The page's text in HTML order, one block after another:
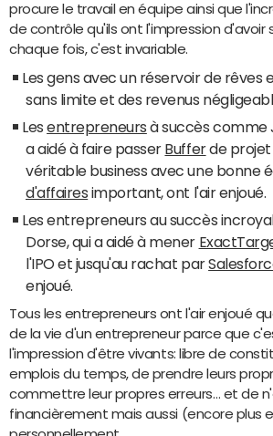
procure le travail en équipe ainsi que
de contrôle qu'ils ont l'impression d'avoir
chaque fois, c'est invariable.
Les gens avec un réservoir de rêves
sans limite et des revenus
Lesentrepreneurs à succès comme
a aidé à faire passer Bufferde projet
véritable business avec une bonne
d'affaires important, ont l'air enjoué.
Les entrepreneurs au succès
Dorse, qui a aidé à mener
l'IPO et jusqu'au rachat par
enjoué.
Tous les entrepreneurs ont l'air enjoué
de la vie d'un entrepreneur parce que
l'impression d'être vivants: libre de
emplois du temps, de prendre leurs
commettre leur propres erreurs… et de
financièrement mais aussi (encore plus